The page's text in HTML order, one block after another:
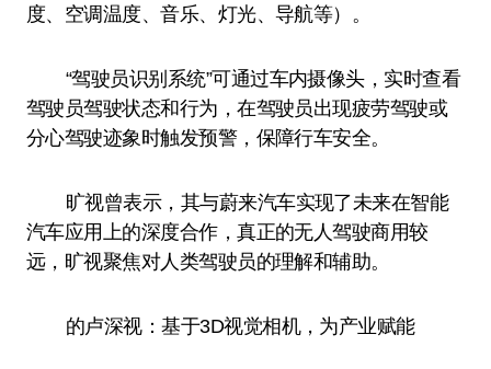
度、空调温度、音乐、灯光、导航等）。
“驾驶员识别系统”可通过车内摄像头，实时查看
驾驶员驾驶状态和行为，在驾驶员出现疲劳驾驶或
分心驾驶迹象时触发预警，保障行车安全。
旷视曾表示，其与蔚来汽车实现了未来在智能
汽车应用上的深度合作，真正的无人驾驶商用较
远，旷视聚焦对人类驾驶员的理解和辅助。
的卢深视：基于3D视觉相机，为产业赋能